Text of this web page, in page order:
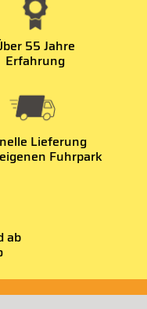
55 Jahre
Erfahrung
Lieferung
Fuhrpark
ab